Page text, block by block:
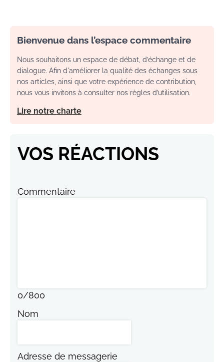
Bienvenue dans l’espace commentaire
Nous souhaitons un espace de débat, d’échange et de
dialogue. Afin d'améliorer la qualité des échanges sous
nos articles, ainsi que votre expérience de contribution,
nous vous invitons à consulter nos règles d’utilisation.
Lire notre charte
VOS RÉACTIONS
Commentaire
0/800
Nom
Adresse de messagerie